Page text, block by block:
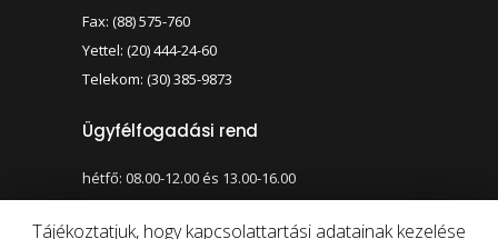
Fax: (88) 575-760
Yettel: (20) 444-24-60
Telekom: (30) 385-9873
Ügyfélfogadási rend
hétfő: 08.00-12.00 és 13.00-16.00
szerda: 08.00-12.00 és 13.00-17.00
Tájékoztatjuk, hogy kapcsolattartási adatainak kezelése